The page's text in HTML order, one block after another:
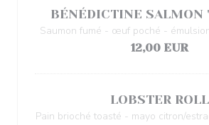
BÉNÉDICTINE SALMON
Saumon fumé - œuf poché -
12,00 EUR
LOBSTER ROLL
Pain brioché toasté - mayo citron/